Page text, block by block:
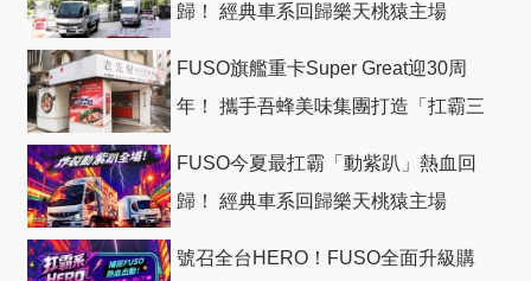
歸！ 經典車系回歸樂天桃猿主場
FUSO旗艦重卡Super Great迎30周
年！ 攜手吾蜂美味集團打造「扛霸三
FUSO今夏最扛霸「動紫趴」熱血回
歸！ 經典車系回歸樂天桃猿主場
號召全台HERO！FUSO全面升級購